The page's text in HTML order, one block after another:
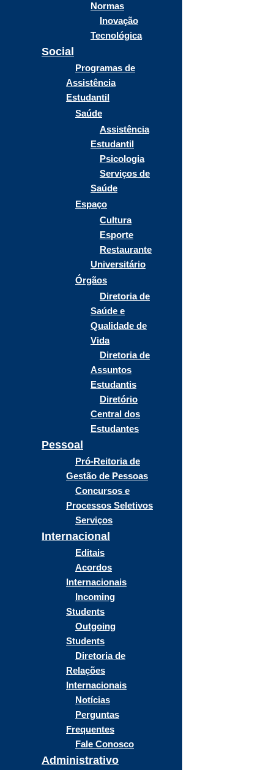
Normas
Inovação
Tecnológica
Social
Programas de
Assistência
Estudantil
Saúde
Assistência
Estudantil
Psicologia
Serviços de
Saúde
Espaço
Cultura
Esporte
Restaurante
Universitário
Órgãos
Diretoria de
Saúde e
Qualidade de
Vida
Diretoria de
Assuntos
Estudantis
Diretório
Central dos
Estudantes
Pessoal
Pró-Reitoria de
Gestão de Pessoas
Concursos e
Processos Seletivos
Serviços
Internacional
Editais
Acordos
Internacionais
Incoming
Students
Outgoing
Students
Diretoria de
Relações
Internacionais
Notícias
Perguntas
Frequentes
Fale Conosco
Administrativo